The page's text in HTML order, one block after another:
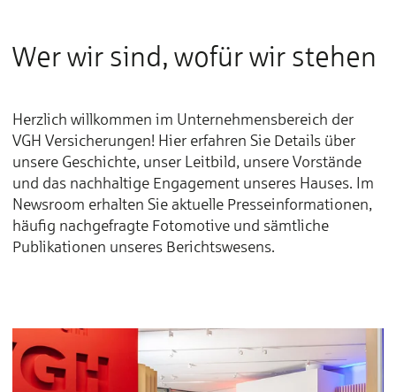
Wer wir sind, wofür wir stehen
Herzlich willkommen im Unternehmensbereich der
VGH Versicherungen! Hier erfahren Sie Details über
unsere Geschichte, unser Leitbild, unsere Vorstände
und das nachhaltige Engagement unseres Hauses. Im
Newsroom erhalten Sie aktuelle Presseinformationen,
häufig nachgefragte Fotomotive und sämtliche
Publikationen unseres Berichtswesens.